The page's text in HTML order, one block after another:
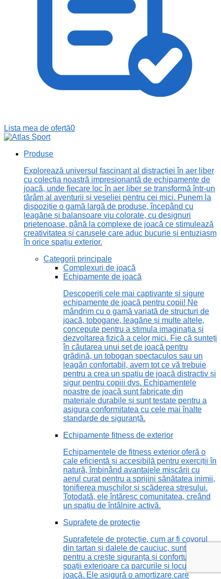
Lista mea de ofertă0
Produse
Explorează universul fascinant al distracției în aer liber
cu colecția noastră impresionantă de echipamente de
joacă, unde fiecare loc în aer liber se transformă într-un
tărâm al aventurii și veseliei pentru cei mici. Punem la
dispoziție o gamă largă de produse, începând cu
leagăne și balansoare viu colorate, cu designuri
prietenoase, până la complexe de joacă ce stimulează
creativitatea și carusele care aduc bucurie și entuziasm
în orice spațiu exterior.
Categorii principale
Complexuri de joacă
Echipamente de joacă
Descoperiți cele mai captivante și sigure
echipamente de joacă pentru copii! Ne
mândrim cu o gamă variată de structuri de
joacă, tobogane, leagăne și multe altele,
concepute pentru a stimula imaginația și
dezvoltarea fizică a celor mici. Fie că sunteți
în căutarea unui set de joacă pentru
grădină, un tobogan spectaculos sau un
leagăn confortabil, avem tot ce vă trebuie
pentru a crea un spațiu de joacă distractiv și
sigur pentru copiii dvs. Echipamentele
noastre de joacă sunt fabricate din
materiale durabile și sunt testate pentru a
asigura conformitatea cu cele mai înalte
standarde de siguranță.
Echipamente fitness de exterior
Echipamentele de fitness exterior oferă o
cale eficientă și accesibilă pentru exerciții în
natură, îmbinând avantajele mișcării cu
aerul curat pentru a sprijini sănătatea inimii,
tonifierea mușchilor și scăderea stresului.
Totodată, ele întăresc comunitatea, creând
un spațiu de întâlnire activă.
Suprafețe de protecție
Suprafețele de protecție, cum ar fi covorul
din tartan și dalele de cauciuc, sunt vitale
pentru a crește siguranța și confortul în
spații exterioare ca parcurile și locurile de
joacă. Ele asigură o amortizare care